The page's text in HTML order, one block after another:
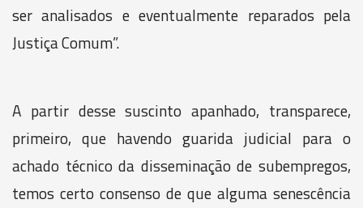
ser analisados e eventualmente reparados pela
Justiça Comum”.
A partir desse suscinto apanhado, transparece,
primeiro, que havendo guarida judicial para o
achado técnico da disseminação de subempregos,
temos certo consenso de que alguma senescência